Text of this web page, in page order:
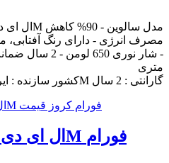
مصرف انرژی - دارای رنگ آفتابی،
متری
کشور سازنده : ایران برند : 4M گارانتی : 2 سال